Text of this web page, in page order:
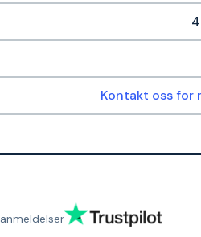
Kontakt oss for
anmeldelser